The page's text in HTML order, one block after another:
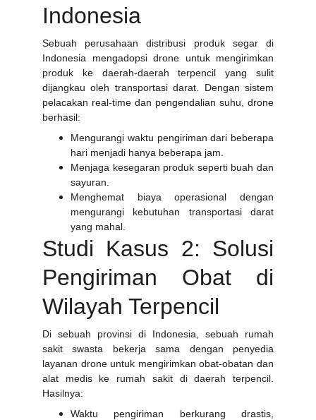
Indonesia
Sebuah perusahaan distribusi produk segar di
Indonesia mengadopsi drone untuk mengirimkan
produk ke daerah-daerah terpencil yang sulit
dijangkau oleh transportasi darat. Dengan sistem
pelacakan real-time dan pengendalian suhu, drone
berhasil:
Mengurangi waktu pengiriman dari beberapa
hari menjadi hanya beberapa jam.
Menjaga kesegaran produk seperti buah dan
sayuran.
Menghemat biaya operasional dengan
mengurangi kebutuhan transportasi darat
yang mahal.
Studi Kasus 2: Solusi
Pengiriman Obat di
Wilayah Terpencil
Di sebuah provinsi di Indonesia, sebuah rumah
sakit swasta bekerja sama dengan penyedia
layanan drone untuk mengirimkan obat-obatan dan
alat medis ke rumah sakit di daerah terpencil.
Hasilnya:
Waktu pengiriman berkurang drastis,